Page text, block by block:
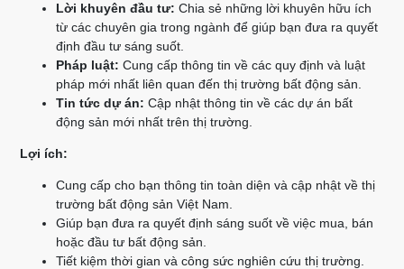
Lời khuyên đầu tư: Chia sẻ những lời khuyên hữu ích
từ các chuyên gia trong ngành để giúp bạn đưa ra quyết
định đầu tư sáng suốt.
Pháp luật: Cung cấp thông tin về các quy định và luật
pháp mới nhất liên quan đến thị trường bất động sản.
Tin tức dự án: Cập nhật thông tin về các dự án bất
động sản mới nhất trên thị trường.
Lợi ích:
Cung cấp cho bạn thông tin toàn diện và cập nhật về thị
trường bất động sản Việt Nam.
Giúp bạn đưa ra quyết định sáng suốt về việc mua, bán
hoặc đầu tư bất động sản.
Tiết kiệm thời gian và công sức nghiên cứu thị trường.